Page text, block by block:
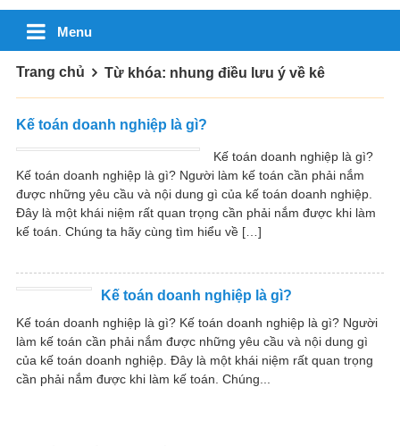
Menu
Trang chủ Từ khóa: nhung điều lưu ý về kê
Kế toán doanh nghiệp là gì?
Kế toán doanh nghiệp là gì?
Kế toán doanh nghiệp là gì? Người làm kế toán cần phải nắm
được những yêu cầu và nội dung gì của kế toán doanh nghiệp.
Đây là một khái niệm rất quan trọng cần phải nắm được khi làm
kế toán. Chúng ta hãy cùng tìm hiểu về […]
Kế toán doanh nghiệp là gì?
Kế toán doanh nghiệp là gì? Kế toán doanh nghiệp là gì? Người
làm kế toán cần phải nắm được những yêu cầu và nội dung gì
của kế toán doanh nghiệp. Đây là một khái niệm rất quan trọng
cần phải nắm được khi làm kế toán. Chúng...